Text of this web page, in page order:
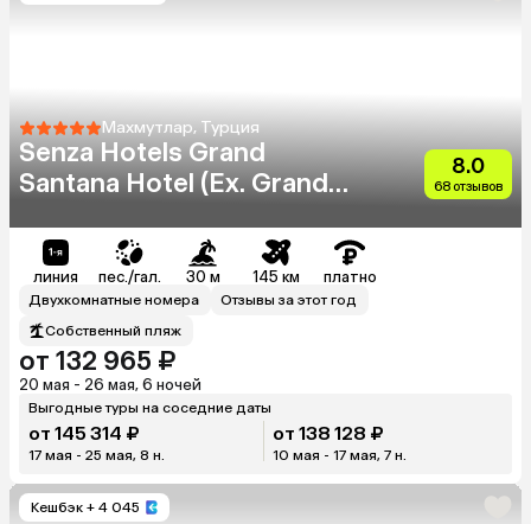
Махмутлар, Турция
Senza Hotels Grand
Santana Hotel (Ex. Grand
8.0
68 отзывов
линия пес./гал. 30 м 145 км платно
Двухкомнатные номера
Отзывы за этот год
Собственный пляж
от 132 965 ₽
20 мая - 26 мая, 6 ночей
Выгодные туры на соседние даты
от 145 314 ₽
17 мая - 25 мая, 8 н.
от 138 128 ₽
10 мая - 17 мая, 7 н.
Кешбэк + 4 045